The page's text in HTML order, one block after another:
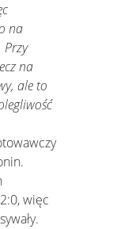
na
Przy
na
ale to
więc